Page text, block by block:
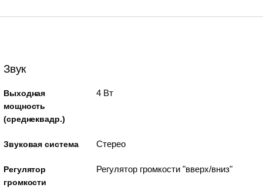
Звук
Выходная
мощность
(среднеквадр.)
4 Вт
Звуковая система Стерео
Регулятор
громкости
Регулятор громкости "вверх/вниз"